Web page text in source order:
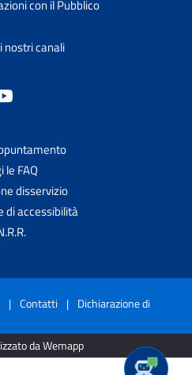
con il Pubblico
nostri canali
le FAQ
disservizio
di accessibilità
| Contatti | Dichiarazione di
da Wemapp